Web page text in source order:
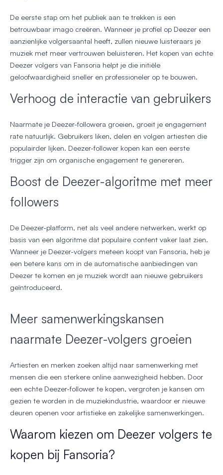
De eerste stap om het publiek aan te trekken is een
betrouwbaar imago creëren. Wanneer je profiel op Deezer een
aanzienlijke volgersaantal heeft, zullen nieuwe luisteraars je
muziek met meer vertrouwen beluisteren. Het kopen van echte
Deezer volgers van Fansoria helpt je die initiële
geloofwaardigheid sneller en professioneler op te bouwen.
Verhoog de interactie van gebruikers
Naarmate je Deezer-followera groeien, groeit je engagement
rate natuurlijk. Gebruikers liken, delen en volgen artiesten die
populairder lijken. Deezer-follower kopen kan een eerste
trigger zijn om organische engagement te genereren.
Boost de Deezer-algoritme met meer
followers
De Deezer-platform, net als veel andere netwerken, werkt op
basis van een algoritme dat populaire content vaker laat zien.
Wanneer je Deezer-volgers meteen koopt van Fansoria, heb je
een betere kans om in de automatische aanbiedingen van
Deezer te komen en je muziek wordt aan nieuwe gebruikers
geïntroduceerd.
Meer samenwerkingskansen
naarmate Deezer-volgers groeien
Artiesten en merken zoeken altijd naar samenwerking met
mensen die een sterkere online aanwezigheid hebben. Door
een echte Deezer-follower te kopen, vergroten je kansen om
gezien te worden in de muziekindustrie, waardoor er nieuwe
deuren openen voor artistieke en zakelijke samenwerkingen.
Waarom kiezen om Deezer volgers te
kopen bij Fansoria?